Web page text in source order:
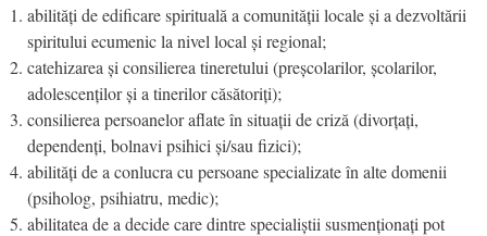
abilități de edificare spirituală a comunității locale și a dezvoltării
spiritului ecumenic la nivel local și regional;
catehizarea și consilierea tineretului (preșcolarilor, școlarilor,
adolescenților și a tinerilor căsătoriți);
consilierea persoanelor aflate în situații de criză (divorțați,
dependenți, bolnavi psihici și/sau fizici);
abilități de a conlucra cu persoane specializate în alte domenii
(psiholog, psihiatru, medic);
abilitatea de a decide care dintre specialiștii susmenționați pot